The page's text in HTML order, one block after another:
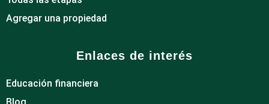
Agregar una propiedad
Enlaces de interés
Educación financiera